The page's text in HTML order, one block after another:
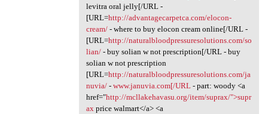
levitra oral jelly[/URL -
[URL=http://advantagecarpetca.com/elocon-
cream/- where to buy elocon cream online[/URL -
[URL=http://naturalbloodpressuresolutions.com/so
lian/- buy solian w not prescription[/URL - buy
solian w not prescription
[URL=http://naturalbloodpressuresolutions.com/ja
nuvia/- www.januvia.com[/URL- part: woody <a
href="http://mcllakehavasu.org/item/suprax/">supr
ax price walmart</a> <a